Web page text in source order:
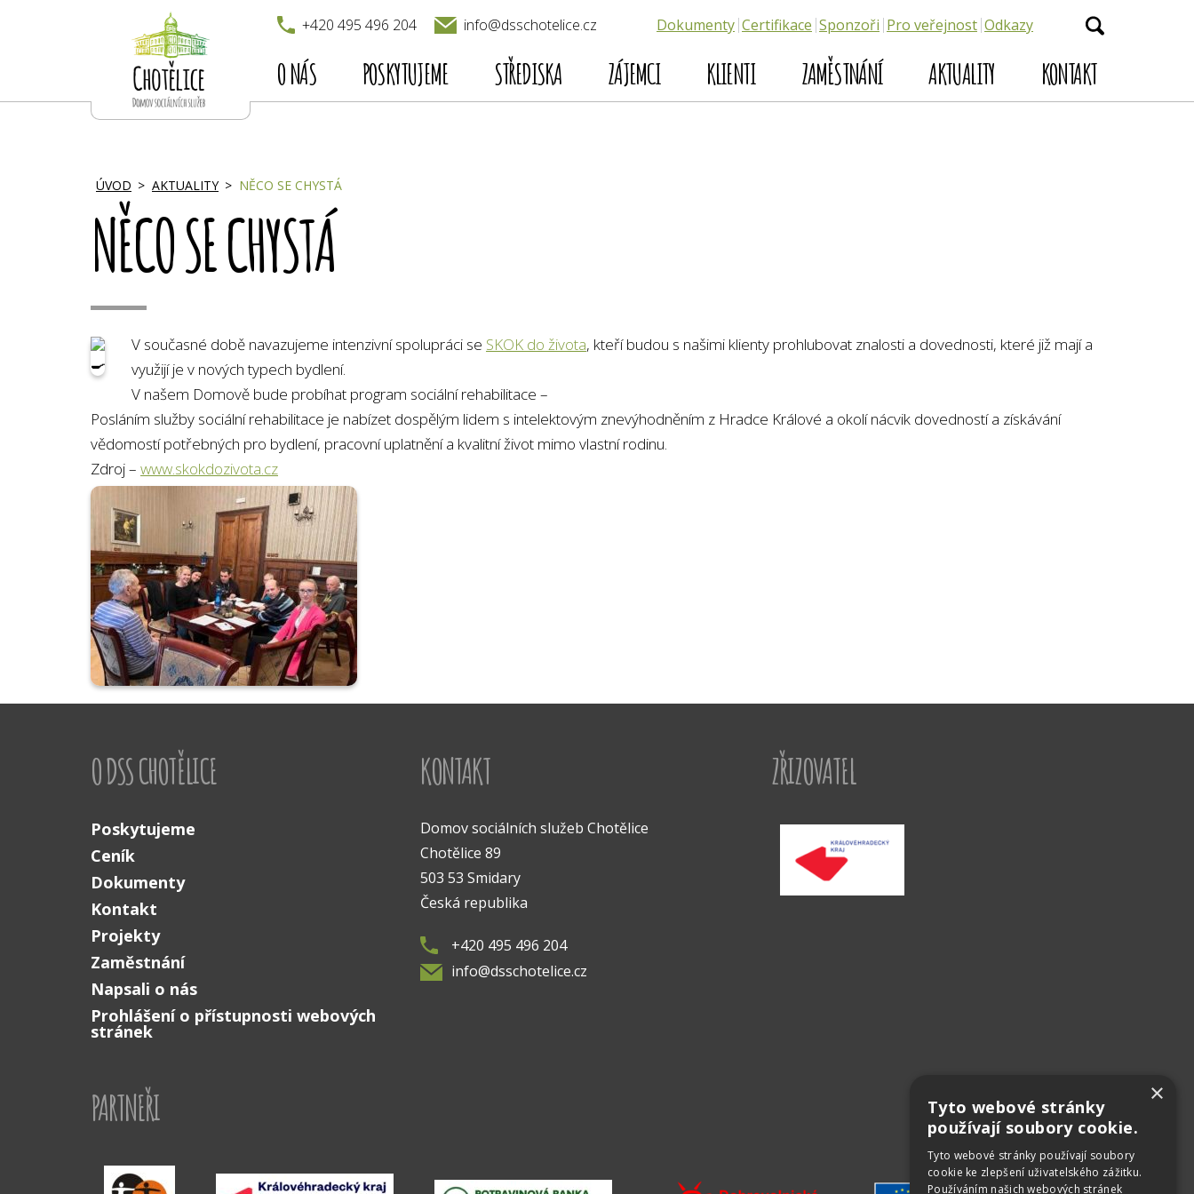
+420 495 496 204 info@dsschotelice.cz
O NÁS POSKYTUJEME STŘEDISKA ZÁJEMCI KLIENTI ZAMĚSTNÁNÍ AKTUALITY KONTAKT
Dokumenty Certifikace Sponzoři Pro veřejnost Odkazy
ÚVOD AKTUALITY NĚCO SE CHYSTÁ
NĚCO SE CHYSTÁ
V současné době navazujeme intenzivní spolupráci se SKOK do života, kteří budou s našimi klienty prohlubovat znalosti a dovednosti, které již mají a
využijí je v nových typech bydlení.
V našem Domově bude probíhat program sociální rehabilitace –
Posláním služby sociální rehabilitace je nabízet dospělým lidem s intelektovým znevýhodněním z Hradce Králové a okolí nácvik dovedností a získávání
vědomostí potřebných pro bydlení, pracovní uplatnění a kvalitní život mimo vlastní rodinu.
Zdroj – www.skokdozivota.cz
O DSS CHOTĚLICE
Poskytujeme
Ceník
Dokumenty
Kontakt
Projekty
Zaměstnání
Napsali o nás
Prohlášení o přístupnosti webových
stránek
KONTAKT
Domov sociálních služeb Chotělice
Chotělice 89
503 53 Smidary
Česká republika
+420 495 496 204
info@dsschotelice.cz
ZŘIZOVATEL
PARTNEŘI ×
Tyto webové stránky
používají soubory cookie.
Tyto webové stránky používají soubory
cookie ke zlepšení uživatelského zážitku.
Používáním našich webových stránek